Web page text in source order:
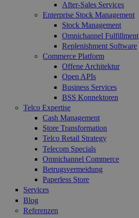
After-Sales Services
Enterprise Stock Management
Stock Management
Omnichannel Fulfillment
Replenishment Software
Commerce Platform
Offene Architektur
Open APIs
Business Services
BSS Konnektoren
Telco Expertise
Cash Management
Store Transformation
Telco Retail Strategy
Telecom Specials
Omnichannel Commerce
Betrugsvermeidung
Paperless Store
Services
Blog
Referenzen